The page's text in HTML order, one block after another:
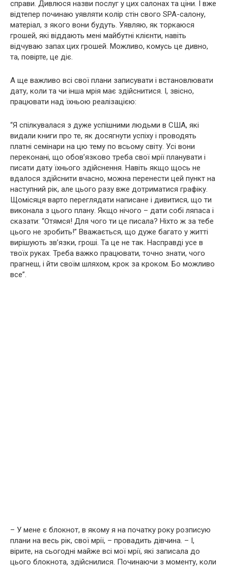
справи. Дивлюся назви послуг у цих салонах та ціни. І вже
відтепер починаю уявляти колір стін свого SPA-салону,
матеріал, з якого вони будуть. Уявляю, як торкаюся
грошей, які віддають мені майбутні клієнти, навіть
відчуваю запах цих грошей. Можливо, комусь це дивно,
та, повірте, це діє.
А ще важливо всі свої плани записувати і встановлювати
дату, коли та чи інша мрія має здійснитися. І, звісно,
працювати над їхньою реалізацією:
“Я спілкувалася з дуже успішними людьми в США, які
видали книги про те, як досягнути успіху і проводять
платні семінари на цю тему по всьому світу. Усі вони
переконані, що обов’язково треба свої мрії планувати і
писати дату їхнього здійснення. Навіть якщо щось не
вдалося здійснити вчасно, можна перенести цей пункт на
наступний рік, але цього разу вже дотриматися графіку.
Щомісяця варто переглядати написане і дивитися, що ти
виконала з цього плану. Якщо нічого – дати собі ляпаса і
сказати: “Отямся! Для чого ти це писала? Ніхто ж за тебе
цього не зробить!” Вважається, що дуже багато у житті
вирішують зв’язки, гроші. Та це не так. Насправді усе в
твоїх руках. Треба важко працювати, точно знати, чого
прагнеш, і йти своїм шляхом, крок за кроком. Бо можливо
все”.
– У мене є блокнот, в якому я на початку року розписую
плани на весь рік, свої мрії, – провадить дівчина. – І,
вірите, на сьогодні майже всі мої мрії, які записала до
цього блокнота, здійснилися. Починаючи з моменту, коли